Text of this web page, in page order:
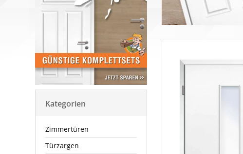
Kategorien
Zimmertüren
Türzargen